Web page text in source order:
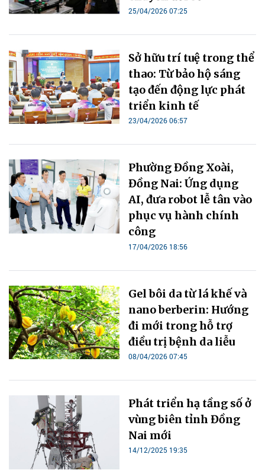
25/04/2026 07:25
Sở hữu trí tuệ trong thể
thao: Từ bảo hộ sáng
tạo đến động lực phát
triển kinh tế
23/04/2026 06:57
Phường Đồng Xoài,
Đồng Nai: Ứng dụng
AI, đưa robot lễ tân vào
phục vụ hành chính
công
17/04/2026 18:56
Gel bôi da từ lá khế và
nano berberin: Hướng
đi mới trong hỗ trợ
điều trị bệnh da liễu
08/04/2026 07:45
Phát triển hạ tầng số ở
vùng biên tỉnh Đồng
Nai mới
14/12/2025 19:35